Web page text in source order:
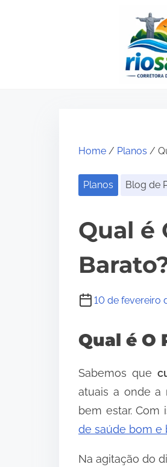
Home / Planos /
Planos Blog de
Qual é
10 de fevereiro
Qual é O
Sabemos que
atuais a onde a
bem estar. Com
de saúde bom e
Na agitação do